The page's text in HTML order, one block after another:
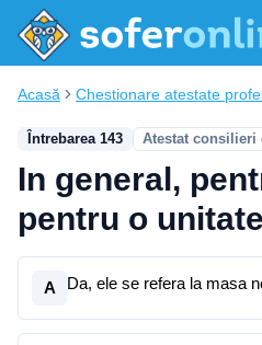
Acasă Chestionare atestate
Întrebarea 143 Atestat consilieri
In general,
pentru o
A Da, ele se refera la masa